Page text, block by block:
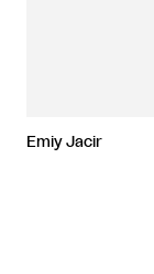
Emiy Jacir